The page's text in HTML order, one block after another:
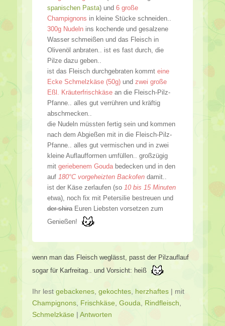
spanischen Pasta) und 6 große
Champignons in kleine Stücke schneiden..
300g Nudeln ins kochende und gesalzene
Wasser schmeißen und das Fleisch in
Olivenöl anbraten.. ist es fast durch, die
Pilze dazu geben..
ist das Fleisch durchgebraten kommt eine
Ecke Schmelzkäse (50g) und zwei große
Eßl. Kräuterfrischkäse an die Fleisch-Pilz-
Pfanne.. alles gut verrühren und kräftig
abschmecken..
die Nudeln müssten fertig sein und kommen
nach dem Abgießen mit in die Fleisch-Pilz-
Pfanne.. alles gut vermischen und in zwei
kleine Auflaufformen umfüllen.. großzügig
mit geriebenem Gouda bedecken und in den
auf 180°C vorgeheizten Backofen damit..
ist der Käse zerlaufen (so 10 bis 15 Minuten
etwa), noch fix mit Petersilie bestreuen und
der shiraEuren Liebsten vorsetzen zum
Genießen!
wenn man das Fleisch weglässt, passt der Pilzauflauf
sogar für Karfreitag.. und Vorsicht: heiß
Ihr lest gebackenes, gekochtes, herzhaftes | mit
Champignons, Frischkäse, Gouda, Rindfleisch,
Schmelzkäse | Antworten